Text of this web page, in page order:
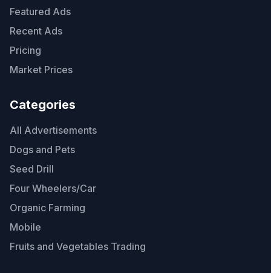
Featured Ads
Recent Ads
Pricing
Market Prices
Categories
All Advertisements
Dogs and Pets
Seed Drill
Four Wheelers/Car
Organic Farming
Mobile
Fruits and Vegetables Trading